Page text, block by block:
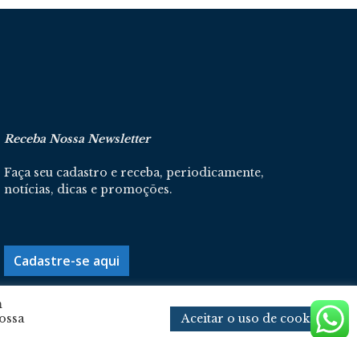
Receba Nossa Newsletter
Faça seu cadastro e receba, periodicamente,
notícias, dicas e promoções.
Cadastre-se aqui
Aceitar o uso de cookies